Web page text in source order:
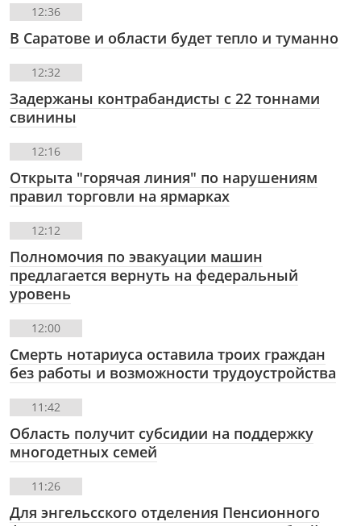
12:36
В Саратове и области будет тепло и туманно
12:32
Задержаны контрабандисты с 22 тоннами
свинины
12:16
Открыта "горячая линия" по нарушениям
правил торговли на ярмарках
12:12
Полномочия по эвакуации машин
предлагается вернуть на федеральный
уровень
12:00
Смерть нотариуса оставила троих граждан
без работы и возможности трудоустройства
11:42
Область получит субсидии на поддержку
многодетных семей
11:26
Для энгельсского отделения Пенсионного